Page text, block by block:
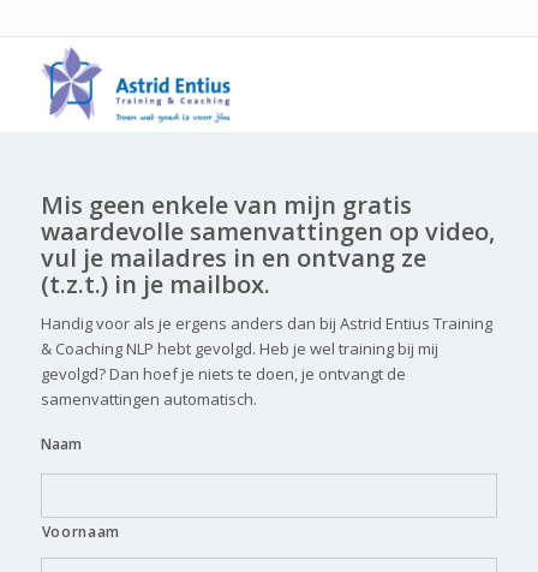
Mis geen enkele van mijn gratis
waardevolle samenvattingen op video,
vul je mailadres in en ontvang ze
(t.z.t.) in je mailbox.
Handig voor als je ergens anders dan bij Astrid Entius Training
& Coaching NLP hebt gevolgd. Heb je wel training bij mij
gevolgd? Dan hoef je niets te doen, je ontvangt de
samenvattingen automatisch.
Naam
Voornaam